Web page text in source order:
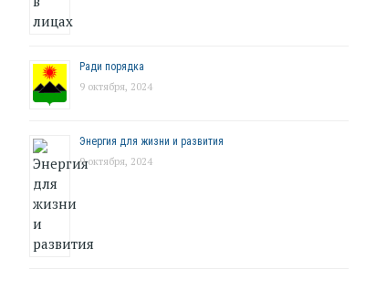
Ради порядка
9 октября, 2024
Энергия для жизни и развития
9 октября, 2024